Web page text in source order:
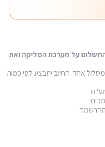
על מערכת הסליקה ואת
אחד. החיוב יתבצע לפי כמות
ההרשמה